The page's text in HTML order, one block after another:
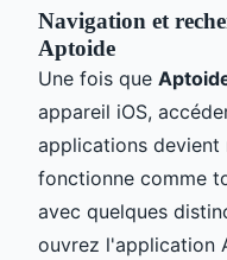
Navigation et
Aptoide
Une fois que
appareil iOS,
applications
fonctionne comme
avec quelques
ouvrez l'application